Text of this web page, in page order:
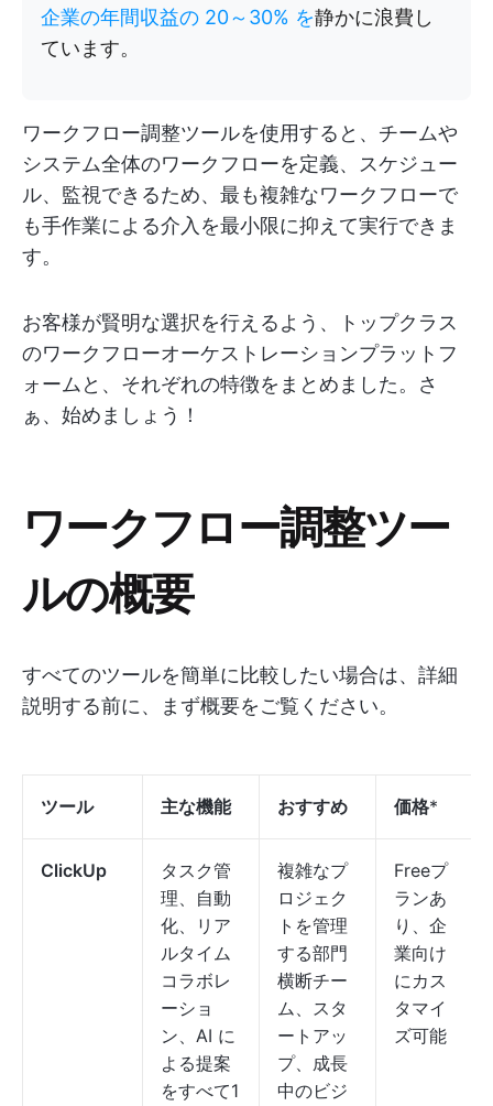
企業の年間収益の 20～30% を静かに浪費し
ています。
ワークフロー調整ツールを使用すると、チームや
システム全体のワークフローを定義、スケジュー
ル、監視できるため、最も複雑なワークフローで
も手作業による介入を最小限に抑えて実行できま
す。
お客様が賢明な選択を行えるよう、トップクラス
のワークフローオーケストレーションプラットフ
ォームと、それぞれの特徴をまとめました。さ
ぁ、始めましょう！
ワークフロー調整ツー
ルの概要
すべてのツールを簡単に比較したい場合は、詳細
説明する前に、まず概要をご覧ください。
ツール 主な機能 おすすめ 価格*
ClickUp
タスク管
理、自動
化、リア
ルタイム
コラボレ
ーショ
ン、AI に
よる提案
をすべて1
複雑なプ
ロジェク
トを管理
する部門
横断チー
ム、スタ
ートアッ
プ、成長
中のビジ
Freeプ
ランあ
り、企
業向け
にカス
タマイ
ズ可能